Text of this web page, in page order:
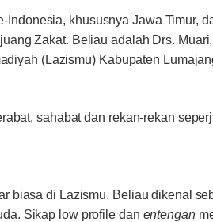
khususnya Jawa Timur,
Zakat. Beliau adalah Drs.
(Lazismu) Kabupaten
sahabat dan rekan-rekan
biasa di Lazismu. Beliau dikenal
Sikap low profile dan entengan